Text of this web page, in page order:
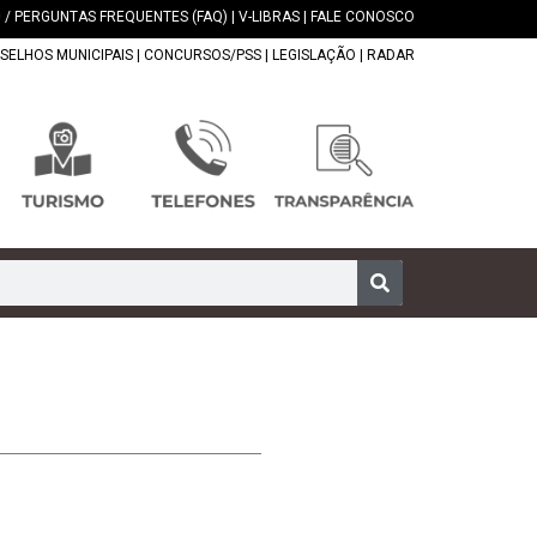
PERGUNTAS FREQUENTES (FAQ) V-LIBRAS FALE CONOSCO
MUNICIPAIS CONCURSOS/PSS LEGISLAÇÃO RADAR